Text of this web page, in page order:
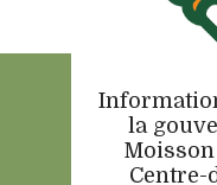
la
Centre-